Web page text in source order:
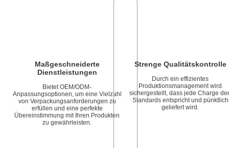
Maßgeschneiderte
Dienstleistungen
Bietet OEM/ODM-
Anpassungsoptionen, um eine Vielzahl
von Verpackungsanforderungen zu
erfüllen und eine perfekte
Übereinstimmung mit Ihren Produkten
zu gewährleisten.
Strenge Qualitätskontrolle
Durch ein effizientes
Produktionsmanagement wird
sichergestellt, dass jede Charge
Standards entspricht und pünktlich
geliefert wird.